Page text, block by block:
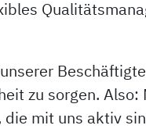
zu sorgen. Also:
mit uns aktiv